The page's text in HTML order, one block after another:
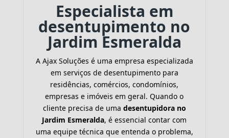
Especialista em
desentupimento no
Jardim Esmeralda
A Ajax Soluções é uma empresa especializada
em serviços de desentupimento para
residências, comércios, condomínios,
empresas e imóveis em geral. Quando o
cliente precisa de uma desentupidora no
Jardim Esmeralda, é essencial contar com
uma equipe técnica que entenda o problema,